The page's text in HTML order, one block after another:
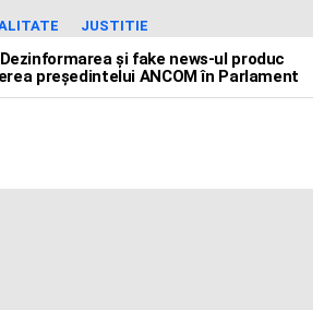
JUSTITIE
și fake news-ul produc
președintelui ANCOM în Parlament